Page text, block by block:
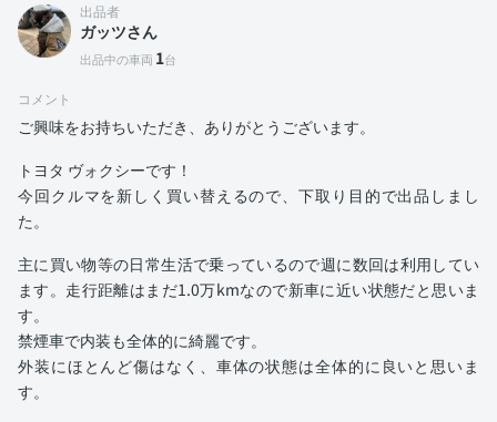
出品者
ガッツさん
出品中の車両 1台
コメント
ご興味をお持ちいただき、ありがとうございます。
トヨタ ヴォクシーです！
今回クルマを新しく買い替えるので、下取り目的で出品しまし
た。
主に買い物等の日常生活で乗っているので週に数回は利用してい
ます。走行距離はまだ1.0万kmなので新車に近い状態だと思いま
す。
禁煙車で内装も全体的に綺麗です。
外装にほとんど傷はなく、車体の状態は全体的に良いと思いま
す。